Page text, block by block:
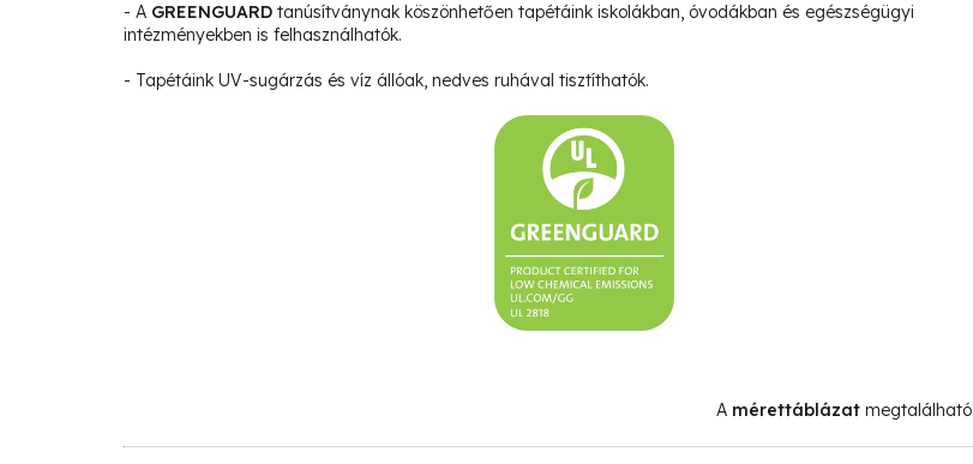
- A GREENGUARD tanúsítványnak köszönhetően tapétáink iskolákban, óvodákban és egészségügyi
intézményekben is felhasználhatók.
- Tapétáink UV-sugárzás és víz állóak, nedves ruhával tisztíthatók.
A mérettáblázat megtalálható